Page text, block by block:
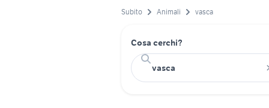
Subito Animali vasca
Cosa cerchi?